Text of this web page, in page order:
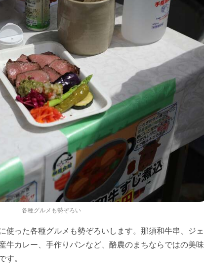
各種グルメも勢ぞろい
使った各種グルメも勢ぞろいします。那須和牛串、ジェ
牛カレー、手作りパンなど、酪農のまちならではの美味
す。